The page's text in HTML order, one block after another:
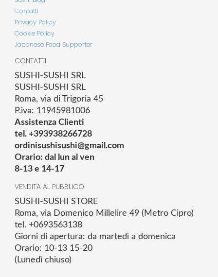
Contatti
Privacy Policy
Cookie Policy
Japanese Food Supporter
CONTATTI
SUSHI-SUSHI SRL
SUSHI-SUSHI SRL
Roma, via di Trigoria 45
P.iva: 11945981006
Assistenza Clienti
tel. +393938266728
ordinisushisushi@gmail.com
Orario: dal lun al ven
8-13 e 14-17
VENDITA AL PUBBLICO
SUSHI-SUSHI STORE
Roma, via Domenico Millelire 49 (Metro Cipro)
tel. +0693563138
Giorni di apertura: da martedì a domenica
Orario: 10-13 15-20
(Lunedì chiuso)